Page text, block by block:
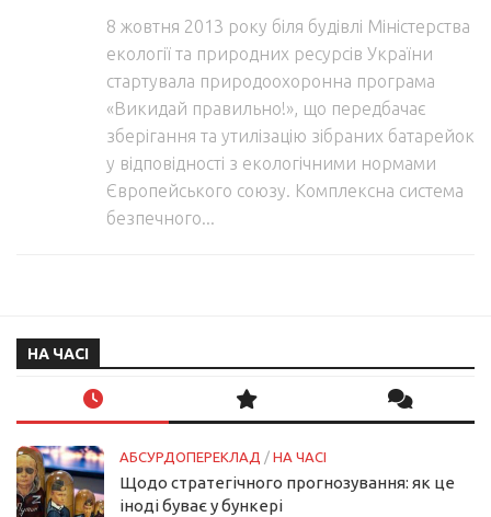
8 жовтня 2013 року біля будівлі Міністерства
екології та природних ресурсів України
стартувала природоохоронна програма
«Викидай правильно!», що передбачає
зберігання та утилізацію зібраних батарейок
у відповідності з екологічними нормами
Європейського союзу. Комплексна система
безпечного...
НА ЧАСІ
АБСУРДОПЕРЕКЛАД / НА ЧАСІ
Щодо стратегічного прогнозування: як це
іноді буває у бункері